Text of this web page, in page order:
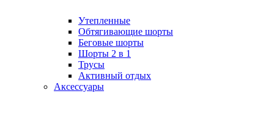
Утепленные
Обтягивающие шорты
Беговые шорты
Шорты 2 в 1
Трусы
Активный отдых
Аксессуары